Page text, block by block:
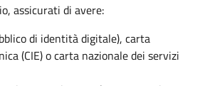
assicurati di avere:
di identità digitale), carta
(CIE) o carta nazionale dei servizi